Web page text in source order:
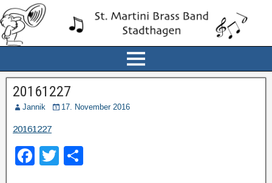
20161227
Jannik 17. November 2016
20161227
F
T